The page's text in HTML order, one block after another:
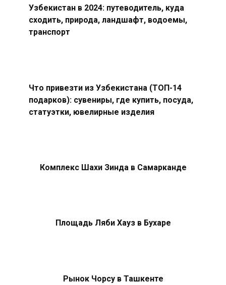
Узбекистан в 2024: путеводитель, куда
сходить, природа, ландшафт, водоемы,
транспорт
Что привезти из Узбекистана (ТОП-14
подарков): сувениры, где купить, посуда,
статуэтки, ювелирные изделия
Комплекс Шахи Зинда в Самарканде
Площадь Ляби Хауз в Бухаре
Рынок Чорсу в Ташкенте